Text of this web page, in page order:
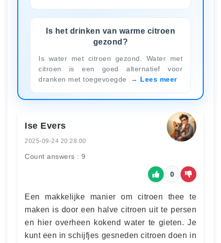
Is het drinken van warme citroen
gezond?
Is water met citroen gezond. Water met
citroen is een goed alternatief voor
dranken met toegevoegde
Lees meer
Ise Evers
2025-09-24 20:28:00
Count answers : 9
0
Een makkelijke manier om citroen thee te
maken is door een halve citroen uit te persen
en hier overheen kokend water te gieten. Je
kunt een in schijfjes gesneden citroen doen in